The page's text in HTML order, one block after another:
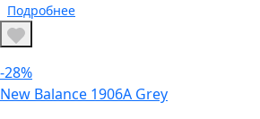
Подробнее
-28%
New Balance 1906А Grey